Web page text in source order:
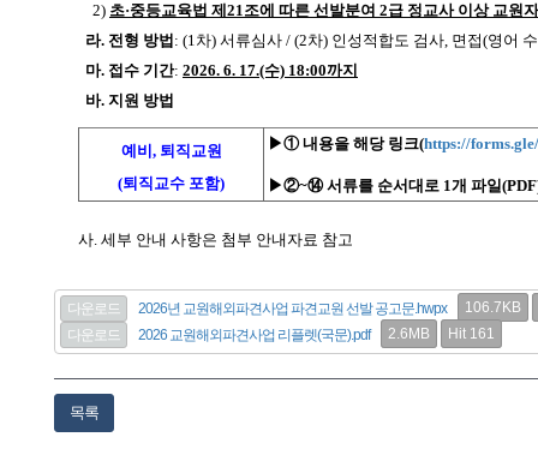
2) 초·중등교육법 제21조에 따른 선발분여 2급 정교사 이상 교원
라. 전형 방법 : (1차) 서류심사 / (2차) 인성적합도 검사, 면접(영어
마. 접수 기간: 2026. 6. 17.(수) 18:00까지
바. 지원 방법
예비, 퇴직교원
(퇴직교수 포함)
▶①내용을 해당 링크(https://
▶②~⑭서류를 순서대로 1개 파일
사. 세부 안내 사항은 첨부 안내자료 참고
다운로드 2026년 교원해외파견사업 파견교원 선발 공고문.hwpx
106.7KB
다운로드
2026 교원해외파견사업 리플렛(국문).pdf 2.6MB Hit 161
목록